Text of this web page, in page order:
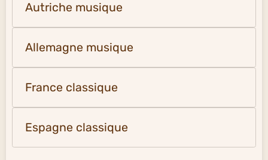
Autriche musique
Allemagne musique
France classique
Espagne classique